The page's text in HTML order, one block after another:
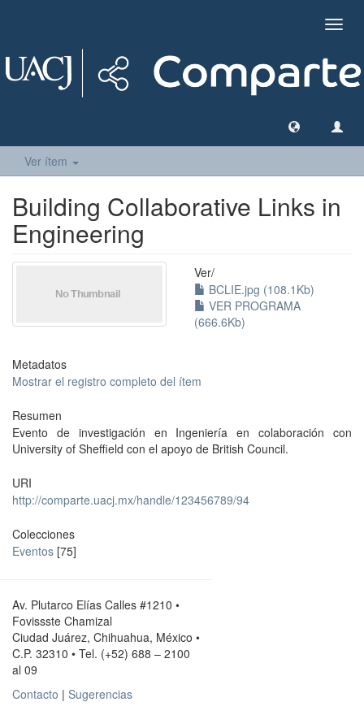
Ver ítem
Building Collaborative Links in
Engineering
Ver/
BCLIE.jpg (108.1Kb)
VER PROGRAMA
(666.6Kb)
Metadatos
Mostrar el registro completo del ítem
Resumen
Evento de investigación en Ingeniería en colaboración con
University of Sheffield con el apoyo de British Council.
URI
http://comparte.uacj.mx/handle/123456789/94
Colecciones
Eventos [75]
Av. Plutarco Elías Calles #1210 •
Fovissste Chamizal
Ciudad Juárez, Chihuahua, México •
C.P. 32310 • Tel. (+52) 688 – 2100
al 09
Contacto | Sugerencias